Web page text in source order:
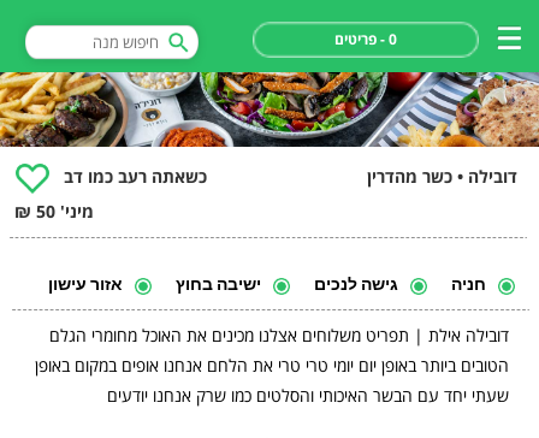
0 - פריטים
כשאתה רעב כמו דב
דובילה • כשר מהדרין
מיני' 50 ₪
חניה גישה לנכים ישיבה בחוץ אזור עישון
דובילה אילת | תפריט משלוחים אצלנו מכינים את האוכל מחומרי הגלם
הטובים ביותר באופן יום יומי טרי טרי את הלחם אנחנו אופים במקום באופן
שעתי יחד עם הבשר האיכותי והסלטים כמו שרק אנחנו יודעים